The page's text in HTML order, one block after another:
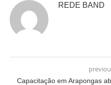
REDE BAND
Capacitação em Arapongas